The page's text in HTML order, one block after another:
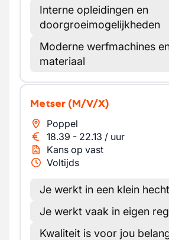
Interne opleidingen en
doorgroeimogelijkheden
Moderne werfmachines
materiaal
Metser (M/V/X)
Poppel
18.39 - 22.13 / uur
Kans op vast
Voltijds
Je werkt in een klein
Je werkt vaak in eigen
Kwaliteit is voor jou